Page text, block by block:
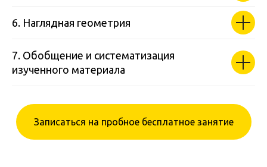
6. Наглядная геометрия
7. Обобщение и систематизация
изученного материала
Записаться на пробное бесплатное занятие